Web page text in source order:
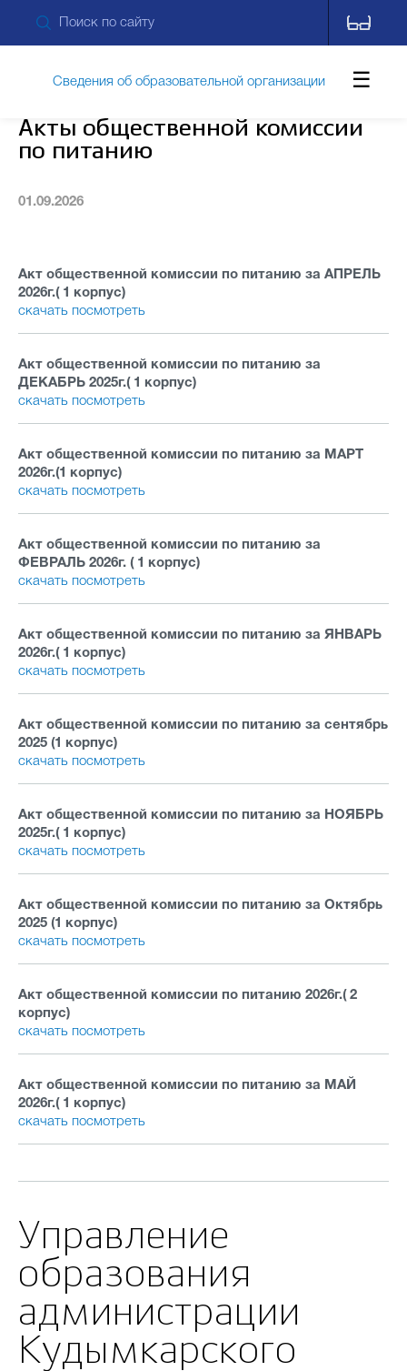
Акты общественной комиссии
по питанию
01.09.2026
Акт общественной комиссии по питанию за АПРЕЛЬ
2026г.( 1 корпус)
скачать посмотреть
Акт общественной комиссии по питанию за
ДЕКАБРЬ 2025г.( 1 корпус)
скачать посмотреть
Акт общественной комиссии по питанию за МАРТ
2026г.(1 корпус)
скачать посмотреть
Акт общественной комиссии по питанию за
ФЕВРАЛЬ 2026г. ( 1 корпус)
скачать посмотреть
Акт общественной комиссии по питанию за ЯНВАРЬ
2026г.( 1 корпус)
скачать посмотреть
Акт общественной комиссии по питанию за сентябрь
2025 (1 корпус)
скачать посмотреть
Акт общественной комиссии по питанию за НОЯБРЬ
2025г.( 1 корпус)
скачать посмотреть
Акт общественной комиссии по питанию за Октябрь
2025 (1 корпус)
скачать посмотреть
Акт общественной комиссии по питанию 2026г.( 2
корпус)
скачать посмотреть
Акт общественной комиссии по питанию за МАЙ
2026г.( 1 корпус)
скачать посмотреть
Управление
образования
администрации
Кудымкарского
Сведения об образовательной организации
Дополнительные сведения
Контакты